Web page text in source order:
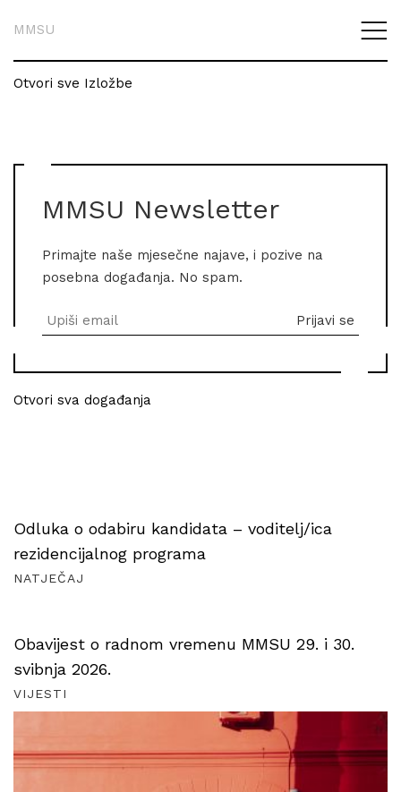
MMSU
Otvori sve Izložbe
MMSU Newsletter
Primajte naše mjesečne najave, i pozive na
posebna događanja. No spam.
Otvori sva događanja
Odluka o odabiru kandidata – voditelj/ica
rezidencijalnog programa
NATJEČAJ
Obavijest o radnom vremenu MMSU 29. i 30.
svibnja 2026.
VIJESTI